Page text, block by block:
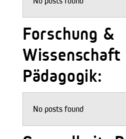
Forschung &
Pädagogik:
No posts found